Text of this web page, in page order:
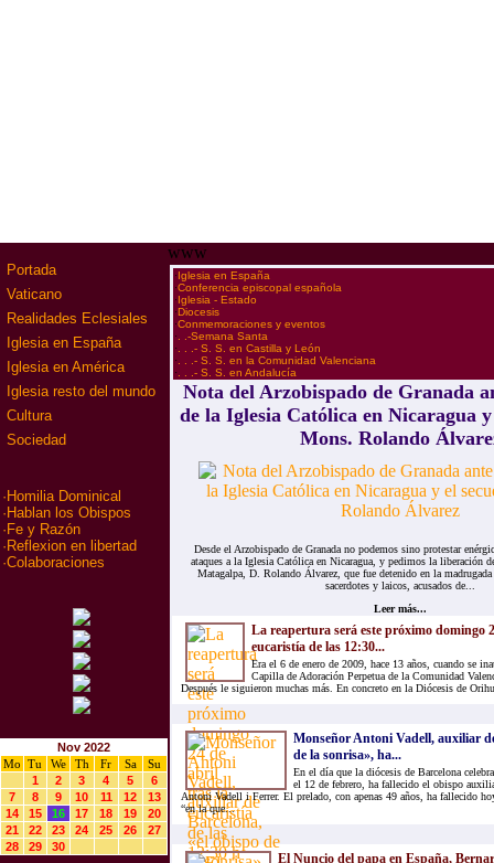
Portada
Vaticano
Realidades Eclesiales
Iglesia en España
Iglesia en América
Iglesia resto del mundo
Cultura
Sociedad
· Homilia Dominical
· Hablan los Obispos
· Fe y Razón
· Reflexion en libertad
·Colaboraciones
Nov 2022
Mo
Tu We Th Fr Sa
Su
1
2 3 4 5
6
7
8 9 10 11 12
13
14
15 16 17 18 19
20
21
22 23 24 25 26
27
28
29 30
www
·Iglesia en España
·Conferencia episcopal española
·Iglesia - Estado
·Diocesis
·Conmemoraciones y eventos
· . .-Semana Santa
· . . .- S. S. en Castilla y León
· . . .- S. S. en la Comunidad Valenciana
· . . .- S. S. en Andalucía
Nota del Arzobispado de Granada
de la Iglesia Católica en Nicaragua
Mons. Rolando
Desde el Arzobispado de Granada no podemos sino protestar
ataques a la Iglesia Católica en Nicaragua, y pedimos la liberación
Matagalpa, D. Rolando Álvarez, que fue detenido en la
sacerdotes y laicos, acusados de...
Leer más...
La reapertura será este próximo domingo
eucaristía de las 12:30...
Era el 6 de enero de 2009, hace 13 años, cuando se
Capilla de Adoración Perpetua de la Comunidad
Después le siguieron muchas más. En concreto en la Diócesis de
Monseñor Antoni Vadell, auxiliar
de la sonrisa», ha...
En el día que la diócesis de Barcelona
el 12 de febrero, ha fallecido el obispo
Antoni Vadell i Ferrer. El prelado, con apenas 49 años, ha fallecido
“en la que...
El Nuncio del papa en España,